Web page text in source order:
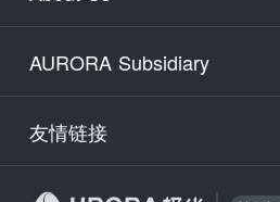
AURORA Subsidiary
友情链接